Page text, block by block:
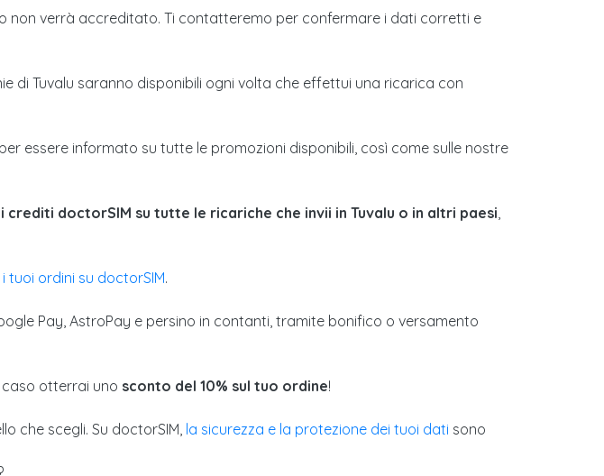
non verrà accreditato. Ti contatteremo per confermare i dati corretti e
di Tuvalu saranno disponibili ogni volta che effettui una ricarica con
per essere informato su tutte le promozioni disponibili, così come sulle nostre
doctorSIM su tutte le ricariche che invii in Tuvalu o in altri paesi,
ordini su doctorSIM.
Pay, AstroPay e persino in contanti, tramite bonifico o versamento
otterrai uno sconto del 10% sul tuo ordine!
che scegli. Su doctorSIM, la sicurezza e la protezione dei tuoi dati sono